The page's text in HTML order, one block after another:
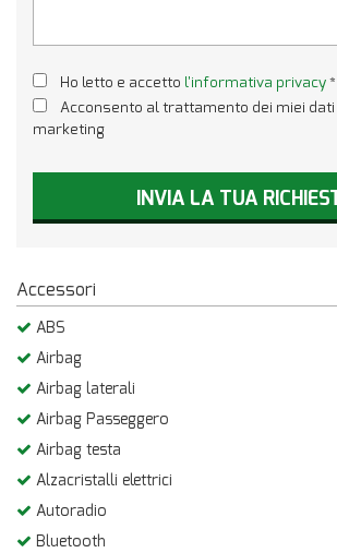
Ho letto e accetto l'informativa privacy*
Acconsento al trattamento dei miei
marketing
INVIA LA TUA
Accessori
ABS
Airbag
Airbag laterali
Airbag Passeggero
Airbag testa
Alzacristalli elettrici
Autoradio
Bluetooth